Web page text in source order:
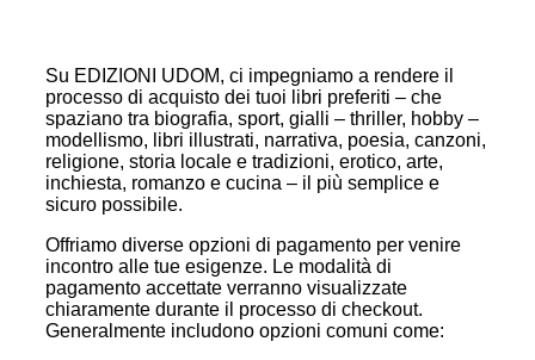
Su EDIZIONI UDOM, ci impegniamo a rendere il
processo di acquisto dei tuoi libri preferiti – che
spaziano tra biografia, sport, gialli – thriller, hobby –
modellismo, libri illustrati, narrativa, poesia, canzoni,
religione, storia locale e tradizioni, erotico, arte,
inchiesta, romanzo e cucina – il più semplice e
sicuro possibile.
Offriamo diverse opzioni di pagamento per venire
incontro alle tue esigenze. Le modalità di
pagamento accettate verranno visualizzate
chiaramente durante il processo di checkout.
Generalmente includono opzioni comuni come: